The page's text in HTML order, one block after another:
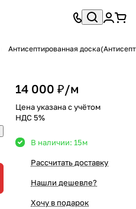
Антисептированная
14 000 ₽/м
Цена указана с учётом
НДС 5%
В наличии: 15м
Рассчитать доставку
Нашли дешевле?
Хочу в подарок